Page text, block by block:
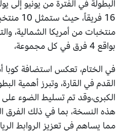
بواقع 4 فرق في كل مجموعة،
القدم في القارة، وتبرز أهمية
الكبرى،وقد تم تسليط الضوء
هذه النسخة، بما في ذلك الفرق
مما يساهم في تعزيز الروابط